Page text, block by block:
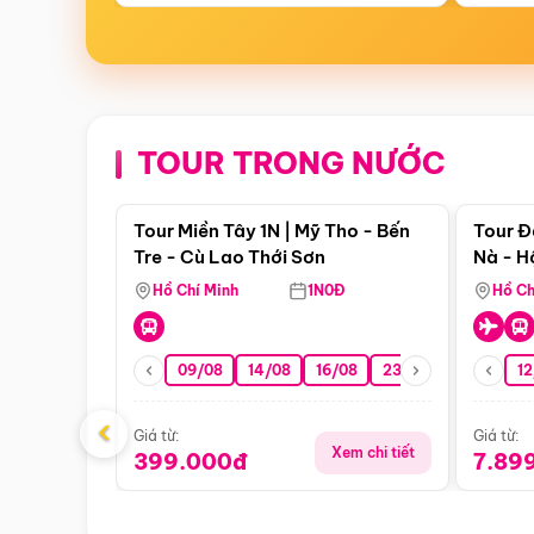
TOUR TRONG NƯỚC
Điểm nổi bật
Tour Miền Tây 1N | Mỹ Tho - Bến
Tre - Cù Lao Thới Sơn
Hồ Chí Minh 1N0Đ
09/08 14/08 16/08 23/08 30/08
Giá từ:
399.000đ Xem chi tiết
Tour
Nà -
Nha
Hồ
Giá từ:
‹